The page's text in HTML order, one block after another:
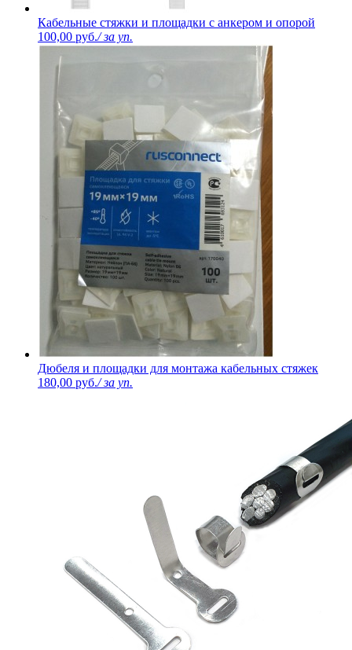
Кабельные стяжки и площадки с анкером и опорой
100,00 руб./ за уп.
Дюбеля и площадки для монтажа кабельных стяжек
180,00 руб./ за уп.